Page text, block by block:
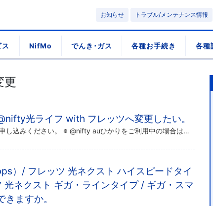
お知らせ トラブル/メンテナンス情報
NifMo でんき･ガス 各種お手続き 各種
更
光ライフ with フレッツへ変更したい。
@niftyのホームページを確認のうえ、お申し込みください。 ※ @nifty auひかりをご利用中の場合は、手続き方法が異なります。@nifty auひかりから@nifty光ライフ with フレッツへの変更をご希望の […]
）/ フレッツ 光ネクスト ハイスピードタイ
ネクスト ギガ・ラインタイプ / ギガ・スマ
ますか。